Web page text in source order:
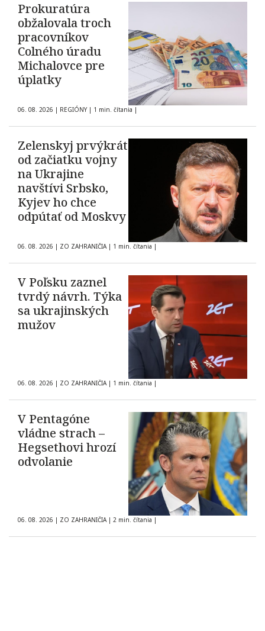
Prokuratúra
obžalovala troch
pracovníkov
Colného úradu
Michalovce pre
úplatky
06. 08. 2026 | REGIÓNY | 1 min. čítania |
Zelenskyj prvýkrát
od začiatku vojny
na Ukrajine
navštívi Srbsko,
Kyjev ho chce
odpútať od Moskvy
06. 08. 2026 | ZO ZAHRANIČIA | 1 min. čítania |
V Poľsku zaznel
tvrdý návrh. Týka
sa ukrajinských
mužov
06. 08. 2026 | ZO ZAHRANIČIA | 1 min. čítania |
V Pentagóne
vládne strach –
Hegsethovi hrozí
odvolanie
06. 08. 2026 | ZO ZAHRANIČIA | 2 min. čítania |